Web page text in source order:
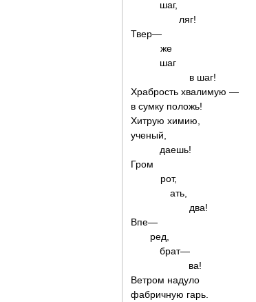
шаг,
ляг!
Твер—
же
шаг
в шаг!
Храбрость хвалимую —
в сумку положь!
Хитрую химию,
ученый,
даешь!
Гром
рот,
ать,
два!
Впе—
ред,
брат—
ва!
Ветром надуло
фабричную гарь.